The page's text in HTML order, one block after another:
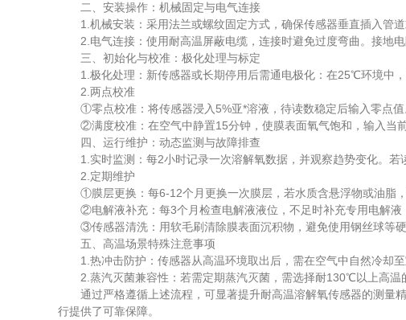
二、安装操作：机械固定与电气连接
1.机械安装：采用法兰或螺纹固定方式，确保传感器垂直插入管道
2.电气连接：使用耐高温屏蔽电缆，连接时避免过度弯曲。接地电
三、初始化与校准：极化处理与标定
1.极化处理：新传感器或长期停用后需通电极化：在25℃环境中，
2.两点校准
①零点校准：将传感器浸入5%亚*溶液，待读数稳定后输入零点值
②满度校准：在空气中静置15分钟，使膜表面氧气饱和，输入当前
四、运行维护：动态监测与故障排查
1.实时监测：每2小时记录一次溶解氧数据，并观察趋势变化。若
2.定期维护
①膜层更换：每6-12个月更换一次膜层，若水质含悬浮物或油脂，
②电解液补充：每3个月检查电解液液位，不足时补充专用电解液
③传感器清洗：用软毛刷清除膜表面沉积物，避免使用钢丝球等硬
五、高温场景特殊注意事项
1.热冲击防护：传感器从高温环境取出后，需在空气中自然冷却至
2.蒸汽灭菌兼容性：若需定期蒸汽灭菌，需选择耐130℃以上高温
通过严格遵循上述流程，可显著提升耐高温溶解氧传感器的测量
行提供了可靠保障。